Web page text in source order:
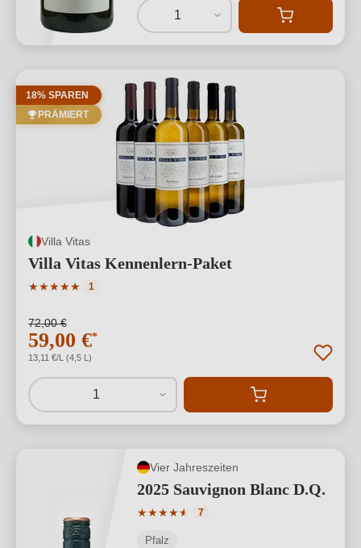
1
18% SPAREN
PRÄMIERT
Villa Vitas
Villa Vitas Kennenlern-Paket
★★★★★
Durchschnittliche Bewertung von 5 von 5 Sternen
1
72,00 €
59,00 €*
13,11 €/L (4,5 L)
1
Vier Jahreszeiten
2025 Sauvignon Blanc D.Q.
★★★★★
★
Durchschnittliche Bewertung von 4.71
7
Pfalz